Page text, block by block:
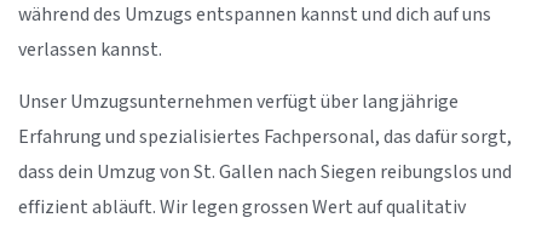
während des Umzugs entspannen kannst und dich auf uns
verlassen kannst.
Unser Umzugsunternehmen verfügt über langjährige
Erfahrung und spezialisiertes Fachpersonal, das dafür sorgt,
dass dein Umzug von St. Gallen nach Siegen reibungslos und
effizient abläuft. Wir legen grossen Wert auf qualitativ